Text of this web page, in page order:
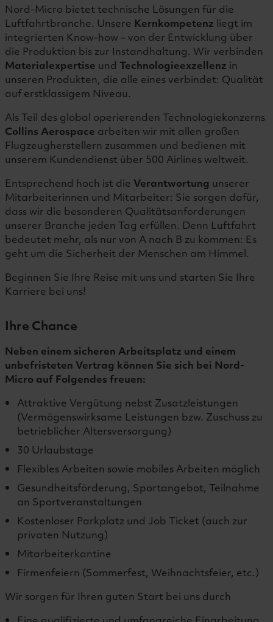
Nord-Micro bietet technische Lösungen für die
Luftfahrtbranche. Unsere Kernkompetenz liegt im
integrierten Know-how – von der Entwicklung über
die Produktion bis zur Instandhaltung. Wir verbinden
Materialexpertise und Technologieexzellenz in
unseren Produkten, die alle eines verbindet: Qualität
auf erstklassigem Niveau.
Als Teil des global operierenden Technologiekonzerns
Collins Aerospace arbeiten wir mit allen großen
Flugzeugherstellern zusammen und bedienen mit
unserem Kundendienst über 500 Airlines weltweit.
Entsprechend hoch ist die Verantwortung unserer
Mitarbeiterinnen und Mitarbeiter: Sie sorgen dafür,
dass wir die besonderen Qualitätsanforderungen
unserer Branche jeden Tag erfüllen. Denn Luftfahrt
bedeutet mehr, als nur von A nach B zu kommen: Es
geht um die Sicherheit der Menschen am Himmel.
Beginnen Sie Ihre Reise mit uns und starten Sie Ihre
Karriere bei uns!
Ihre Chance
Neben einem sicheren Arbeitsplatz und einem
unbefristeten Vertrag können Sie sich bei Nord-
Micro auf Folgendes freuen:
Attraktive Vergütung nebst Zusatzleistungen
(Vermögenswirksame Leistungen bzw. Zuschuss zu
betrieblicher Altersversorgung)
30 Urlaubstage
Flexibles Arbeiten sowie mobiles Arbeiten möglich
Gesundheitsförderung, Sportangebot, Teilnahme
an Sportveranstaltungen
Kostenloser Parkplatz und Job Ticket (auch zur
privaten Nutzung)
Mitarbeiterkantine
Firmenfeiern (Sommerfest, Weihnachtsfeier, etc.)
Wir sorgen für Ihren guten Start bei uns durch